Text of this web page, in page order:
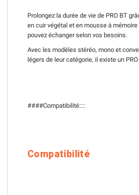
Prolongez la durée de vie de PRO BT
en cuir végétal et en mousse à
pouvez échanger selon vos besoins.
Avec les modèles stéréo, mono et
légers de leur catégorie, il existe un
####Compatibilité::::
Compatibilité